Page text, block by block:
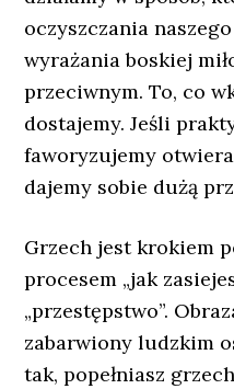
oczyszczania
wyrażania boskiej
przeciwnym. To, co
dostajemy. Jeśli
faworyzujemy
dajemy sobie dużą
Grzech jest krokiem
procesem „jak
„przestępstwo”.
zabarwiony ludzkim
tak, popełniasz